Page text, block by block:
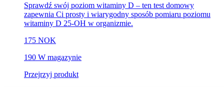
Sprawdź swój poziom witaminy D – ten test domowy
zapewnia Ci prosty i wiarygodny sposób pomiaru poziomu
witaminy D 25-OH w organizmie.
175 NOK
190 W magazynie
Przejrzyj produkt